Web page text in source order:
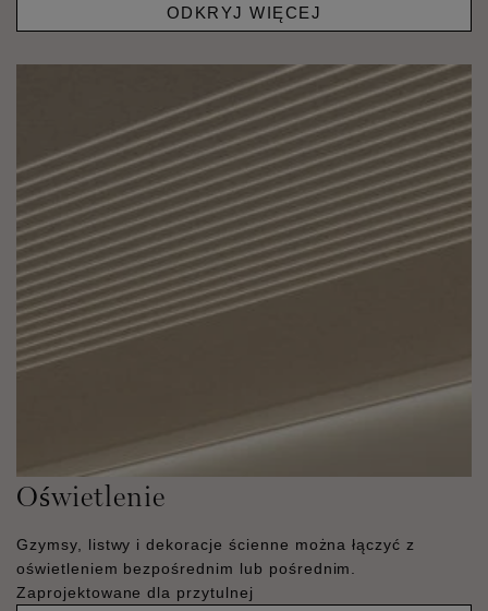
ODKRYJ WIĘCEJ
Oświetlenie
Gzymsy, listwy i dekoracje ścienne można łączyć z
oświetleniem bezpośrednim lub pośrednim.
Zaprojektowane dla przytulnej